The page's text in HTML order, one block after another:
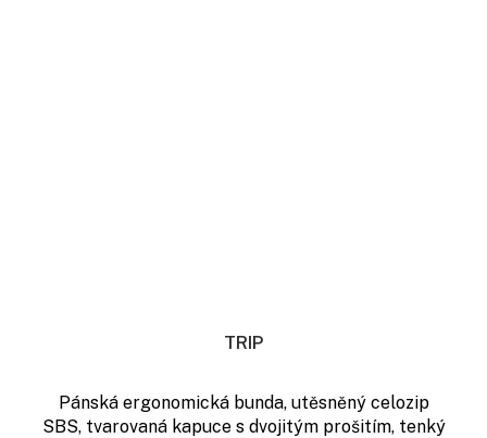
TRIP
Pánská ergonomická bunda, utěsněný celozip
SBS, tvarovaná kapuce s dvojitým prošitím, tenký